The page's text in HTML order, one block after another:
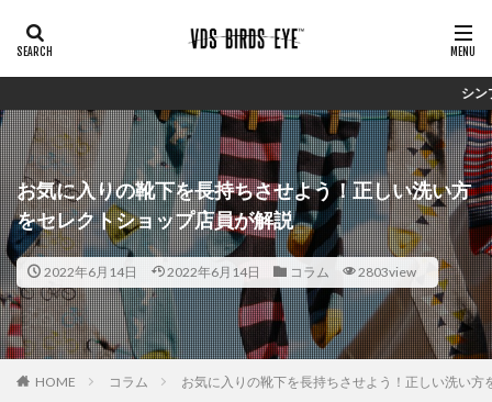
シンプルで安価ながらしっ
お気に入りの靴下を長持ちさせよう！正しい洗い方
をセレクトショップ店員が解説
2022年6月14日 2022年6月14日 コラム 2803view
HOME コラム お気に入りの靴下を長持ちさせよう！正しい洗い方